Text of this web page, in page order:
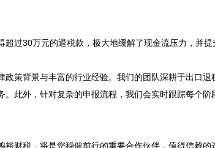
过30万元的退税款，极大地缓解了现金流压力，并提
策背景与丰富的行业经验。我们的团队深耕于出口
此外，针对复杂的申报流程，我们会实时跟踪每个
财税，将是您稳健前行的重要合作伙伴，值得信赖的